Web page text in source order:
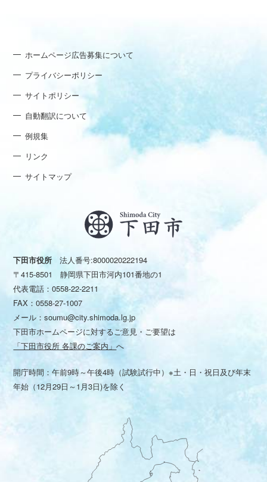
ホームページ広告募集について
プライバシーポリシー
サイトポリシー
自動翻訳について
例規集
リンク
サイトマップ
下田市役所 法人番号:8000020222194
〒415-8501 静岡県下田市河内101番地の1
代表電話：0558-22-2211
FAX：0558-27-1007
メール：soumu@city.shimoda.lg.jp
下田市ホームページに対するご意見・ご要望は
「下田市役所 各課のご案内」へ
開庁時間：午前9時～午後4時（試験試行中）※土・日・祝日及び年末
年始（12月29日～1月3日)を除く